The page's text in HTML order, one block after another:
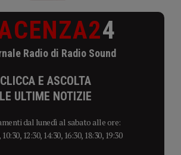
4
Radio di Radio Sound
CLICCA E ASCOLTA
LE ULTIME NOTIZIE
dal lunedì al sabato alle ore:
10:30, 12:30, 14:30, 16:30, 18:30, 19:30